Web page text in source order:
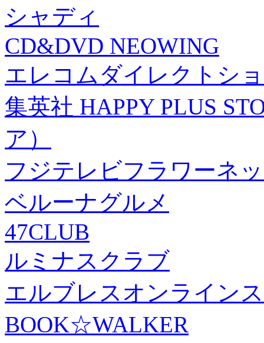
シャディ
CD&DVD NEOWING
エレコムダイレクトシ
集英社 HAPPY PLUS
ア）
フジテレビフラワーネ
ベルーナグルメ
47CLUB
ルミナスクラブ
エルブレスオンライン
BOOK☆WALKER